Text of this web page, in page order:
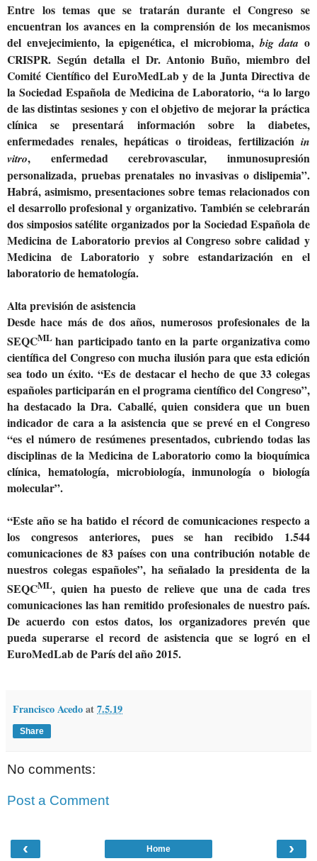
Entre los temas que se tratarán durante el Congreso se
encuentran los avances en la comprensión de los mecanismos
del envejecimiento, la epigenética, el microbioma, big data o
CRISPR. Según detalla el Dr. Antonio Buño, miembro del
Comité Científico del EuroMedLab y de la Junta Directiva de
la Sociedad Española de Medicina de Laboratorio, “a lo largo
de las distintas sesiones y con el objetivo de mejorar la práctica
clínica se presentará información sobre la diabetes,
enfermedades renales, hepáticas o tiroideas, fertilización in
vitro, enfermedad cerebrovascular, inmunosupresión
personalizada, pruebas prenatales no invasivas o dislipemia”.
Habrá, asimismo, presentaciones sobre temas relacionados con
el desarrollo profesional y organizativo. También se celebrarán
dos simposios satélite organizados por la Sociedad Española de
Medicina de Laboratorio previos al Congreso sobre calidad y
Medicina de Laboratorio y sobre estandarización en el
laboratorio de hematología.
Alta previsión de asistencia
Desde hace más de dos años, numerosos profesionales de la
SEQCMLhan participado tanto en la parte organizativa como
científica del Congreso con mucha ilusión para que esta edición
sea todo un éxito. “Es de destacar el hecho de que 33 colegas
españoles participarán en el programa científico del Congreso”,
ha destacado la Dra. Caballé, quien considera que un buen
indicador de cara a la asistencia que se prevé en el Congreso
“es el número de resúmenes presentados, cubriendo todas las
disciplinas de la Medicina de Laboratorio como la bioquímica
clínica, hematología, microbiología, inmunología o biología
molecular”.
“Este año se ha batido el récord de comunicaciones respecto a
los congresos anteriores, pues se han recibido 1.544
comunicaciones de 83 países con una contribución notable de
nuestros colegas españoles”, ha señalado la presidenta de la
SEQCML, quien ha puesto de relieve que una de cada tres
comunicaciones las han remitido profesionales de nuestro país.
De acuerdo con estos datos, los organizadores prevén que
pueda superarse el record de asistencia que se logró en el
EuroMedLab de París del año 2015.
Francisco Acedoat7.5.19
Share
No comments:
Post a Comment
‹ ›
Home